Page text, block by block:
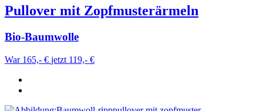
Pullover mit Zopfmusterärmeln
Bio-Baumwolle
War 165,- € jetzt 119,- €